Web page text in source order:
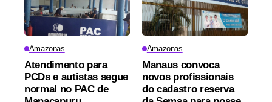
Amazonas
Atendimento para
PCDs e autistas segue
normal no PAC de
Amazonas
Manaus convoca
novos profissionais
do cadastro reserva